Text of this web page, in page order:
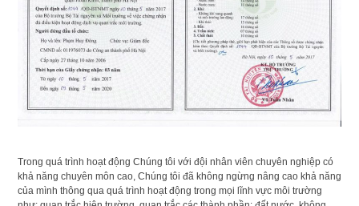
Trong quá trình hoạt động Chúng tôi với đội nhân viên chuyên nghiệp có
khả năng chuyên môn cao, Chúng tôi đã không ngừng nâng cao khả năng
của mình thông qua quá trình hoạt động trong mọi lĩnh vực môi trường